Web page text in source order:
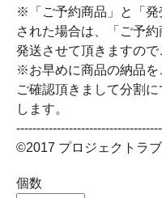
※「ご予約商品」と「発
された場合は、「ご予
発送させて頂きますので
※お早めに商品の納品を
ご確認頂きまして分割
します。
©2017 プロジェクトラ
個数